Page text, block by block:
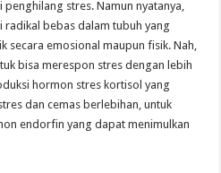
stres. Namun nyatanya,
radikal bebas dalam tubuh yang
secara emosional maupun fisik. Nah,
bisa merespon stres dengan lebih
hormon stres kortisol yang
dan cemas berlebihan, untuk
endorfin yang dapat menimulkan